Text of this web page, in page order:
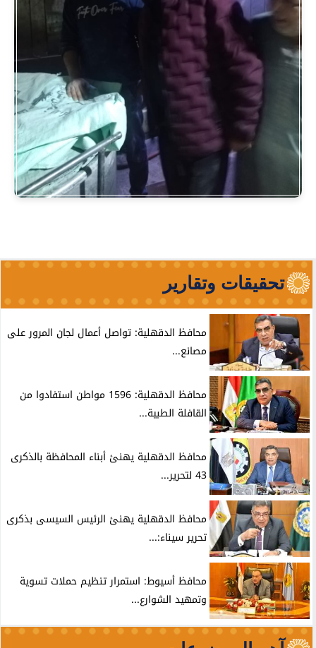
تحقيقات وتقارير
محافظ الدقهلية: تواصل أعمال لجان المرور على
مصانع...
محافظ الدقهلية: 1596 مواطن استفادوا من
القافلة الطبية...
محافظ الدقهلية يهنئ أبناء المحافظة بالذكرى
43 لتحرير...
محافظ الدقهلية يهنئ الرئيس السيسى بذكرى
تحرير سيناء:...
محافظ أسيوط: استمرار تنظيم حملات تسوية
وتمهيد الشوارع...